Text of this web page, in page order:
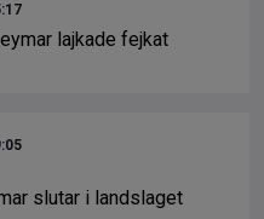
lajkade fejkat
slutar i landslaget